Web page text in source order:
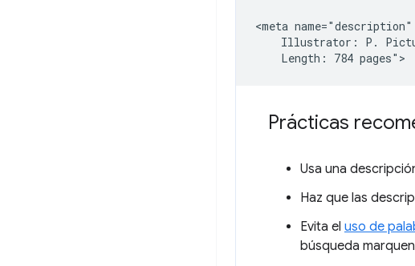
<meta
Illustrator: P.
Prácticas
Usa una
Haz que las
Evita el uso de
búsqueda